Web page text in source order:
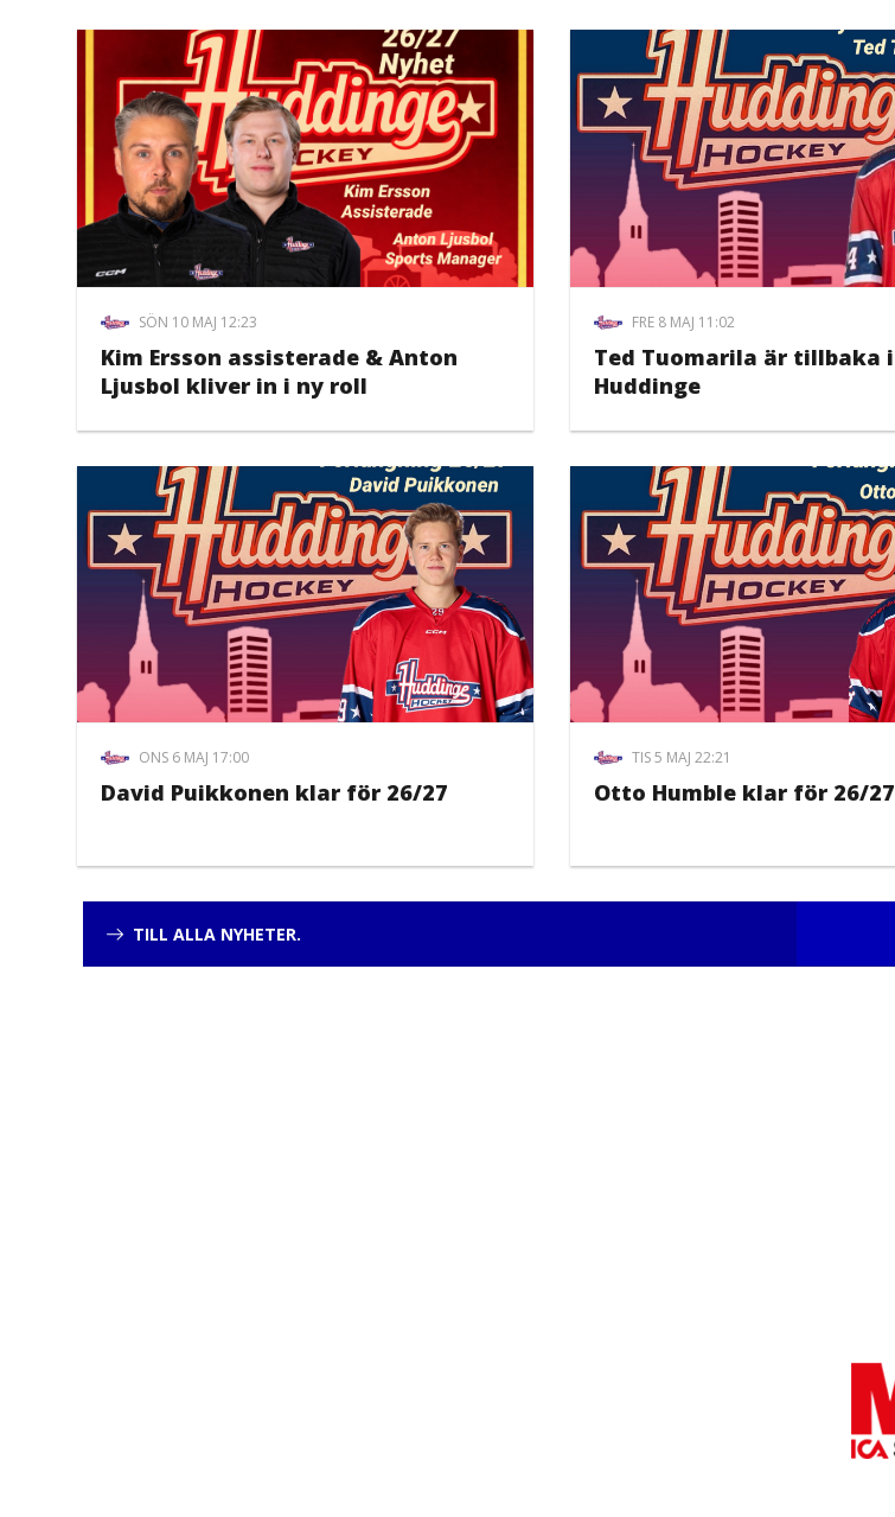
SÖN 10 MAJ 12:23
Kim Ersson assisterade & Anton
Ljusbol kliver in i ny roll
FRE 8 MAJ 11:02
Ted Tuomarila är tillbaka i
Huddinge
ONS 6 MAJ 17:00
David Puikkonen klar för 26/27
TIS 5 MAJ 22:21
Otto Humble klar för 26/27
TILL ALLA NYHETER.